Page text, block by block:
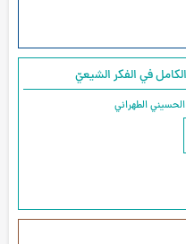
في الفكر الشيعيّ
الطهراني